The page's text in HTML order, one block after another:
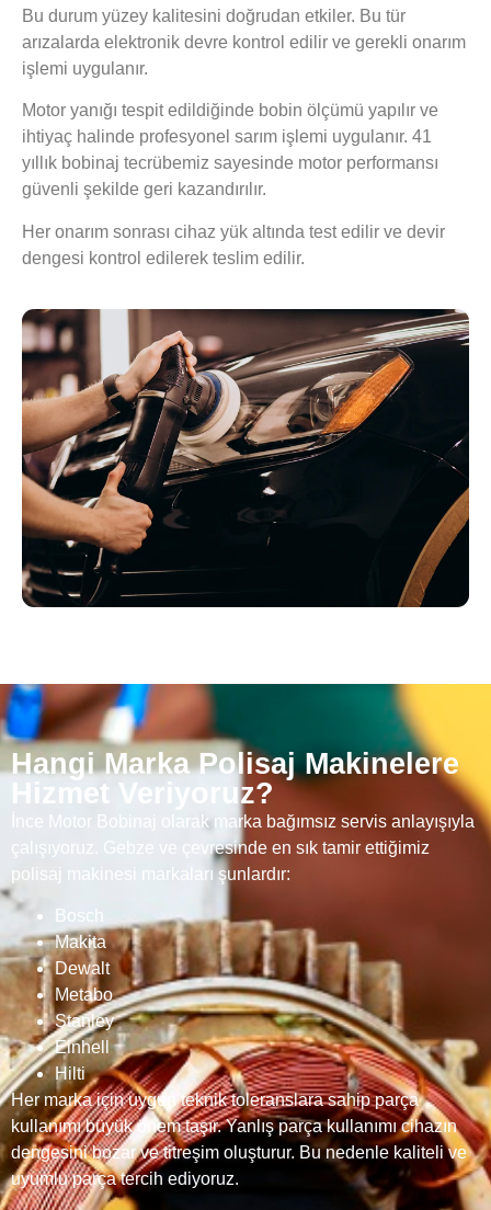
Bu durum yüzey kalitesini doğrudan etkiler. Bu tür
arızalarda elektronik devre kontrol edilir ve gerekli onarım
işlemi uygulanır.
Motor yanığı tespit edildiğinde bobin ölçümü yapılır ve
ihtiyaç halinde profesyonel sarım işlemi uygulanır. 41
yıllık bobinaj tecrübemiz sayesinde motor performansı
güvenli şekilde geri kazandırılır.
Her onarım sonrası cihaz yük altında test edilir ve devir
dengesi kontrol edilerek teslim edilir.
Hangi Marka Polisaj Makinelere
Hizmet Veriyoruz?
İnce Motor Bobinaj olarak marka bağımsız servis anlayışıyla
çalışıyoruz. Gebze ve çevresinde en sık tamir ettiğimiz
polisaj makinesi markaları şunlardır:
Bosch
Makita
Dewalt
Metabo
Stanley
Einhell
Hilti
Her marka için uygun teknik toleranslara sahip parça
kullanımı büyük önem taşır. Yanlış parça kullanımı cihazın
dengesini bozar ve titreşim oluşturur. Bu nedenle kaliteli ve
uyumlu parça tercih ediyoruz.